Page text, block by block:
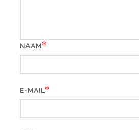
NAAM*
E-MAIL*